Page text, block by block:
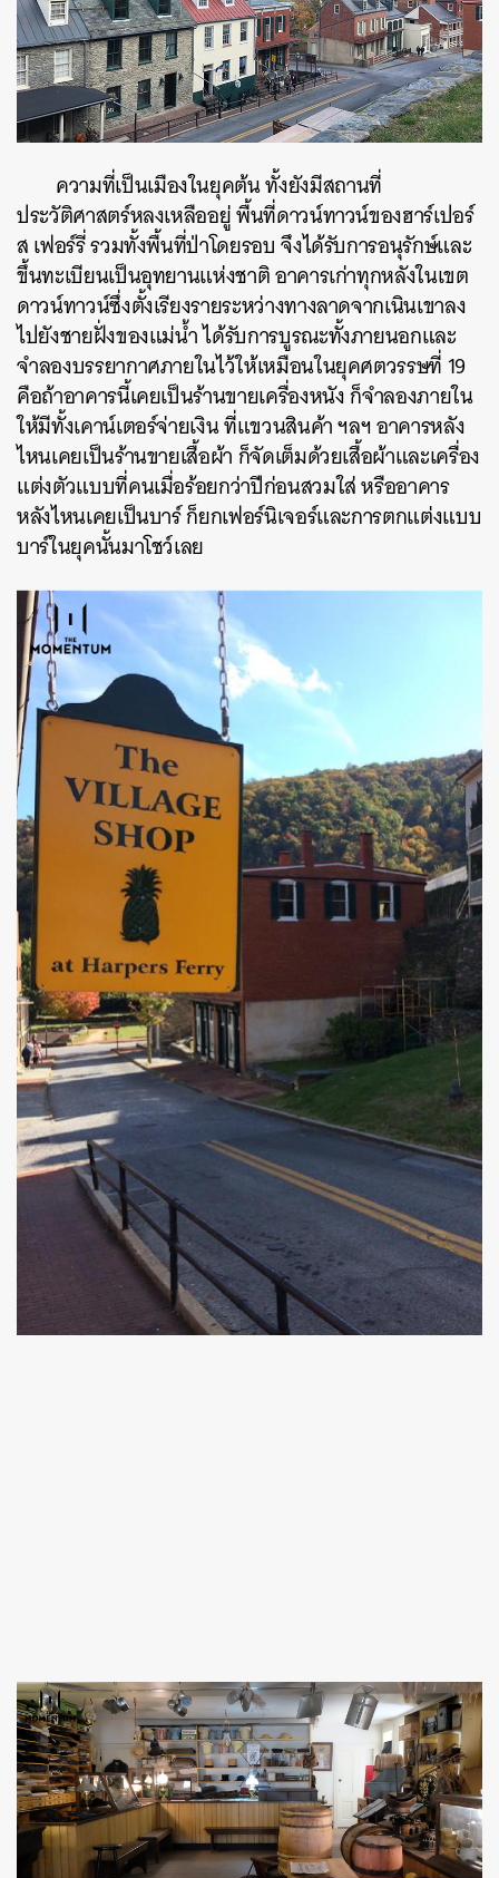
ความที่เป็นเมืองในยุคต้น ทั้งยังมีสถานที่
ประวัติศาสตร์หลงเหลืออยู่ พื้นที่ดาวน์ทาวน์ของฮาร์เปอร์
ส เฟอร์รี่ รวมทั้งพื้นที่ป่าโดยรอบ จึงได้รับการอนุรักษ์และ
ขึ้นทะเบียนเป็นอุทยานแห่งชาติ อาคารเก่าทุกหลังในเขต
ดาวน์ทาวน์ซึ่งตั้งเรียงรายระหว่างทางลาดจากเนินเขาลง
ไปยังชายฝั่งของแม่น้ำ ได้รับการบูรณะทั้งภายนอกและ
จำลองบรรยากาศภายในไว้ให้เหมือนในยุคศตวรรษที่ 19
คือถ้าอาคารนี้เคยเป็นร้านขายเครื่องหนัง ก็จำลองภายใน
ให้มีทั้งเคาน์เตอร์จ่ายเงิน ที่แขวนสินค้า ฯลฯ อาคารหลัง
ไหนเคยเป็นร้านขายเสื้อผ้า ก็จัดเต็มด้วยเสื้อผ้าและเครื่อง
แต่งตัวแบบที่คนเมื่อร้อยกว่าปีก่อนสวมใส่ หรืออาคาร
หลังไหนเคยเป็นบาร์ ก็ยกเฟอร์นิเจอร์และการตกแต่งแบบ
บาร์ในยุคนั้นมาโชว์เลย